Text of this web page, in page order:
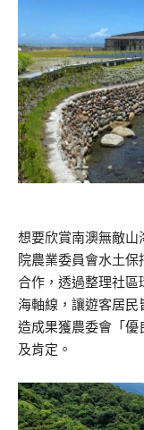
想要欣賞南澳無敵山
院農業委員會水土
合作，透過整理社區
海軸線，讓遊客居民
造成果獲農委會「優
及肯定。